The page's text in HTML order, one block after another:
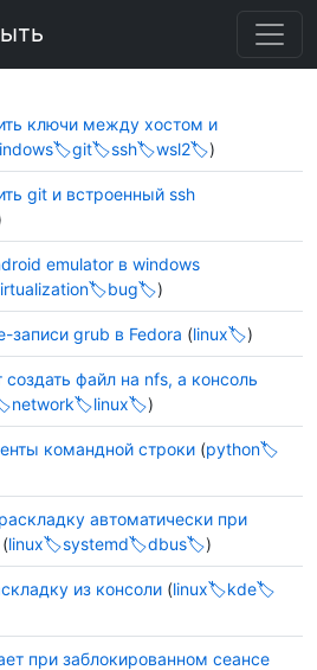
ключи между хостом и
git ssh wsl2 )
git и встроенный ssh
emulator в windows
bug )
записи grub в Fedora (linux )
файл на nfs, а консоль
network linux )
командной строки (python
автоматически при
(linux systemd dbus )
из консоли (linux
kde
при заблокированном сеансе